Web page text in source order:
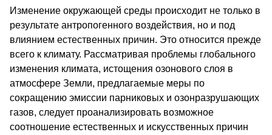
Изменение окружающей среды происходит не только в
результате антропогенного воздействия, но и под
влиянием естественных причин. Это относится прежде
всего к климату. Рассматривая проблемы глобального
изменения климата, истощения озонового слоя в
атмосфере Земли, предлагаемые меры по
сокращению эмиссии парниковых и озонразрушающих
газов, следует проанализировать возможное
соотношение естественных и искусственных причин